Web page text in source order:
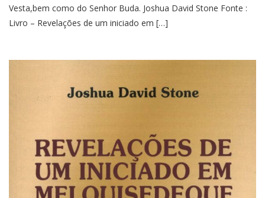
Vesta,bem como do Senhor Buda. Joshua David Stone Fonte :
Livro – Revelações de um iniciado em […]